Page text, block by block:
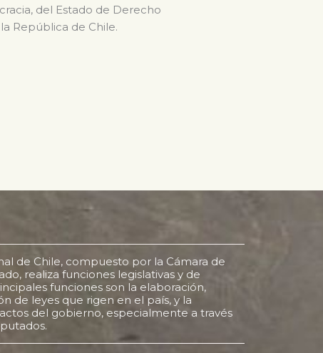
del Estado de Derecho
República de Chile.
de Chile, compuesto por la Cámara de
realiza funciones legislativas y de
funciones son la elaboración,
de leyes que rigen en el país, y la
del gobierno, especialmente a través